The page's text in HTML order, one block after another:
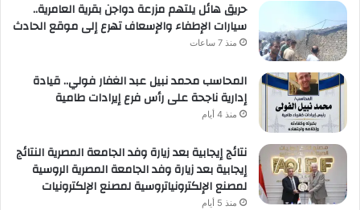
حريق هائل يلتهم مزرعة دواجن بقرية العامرية..
سيارات الإطفاء والإسعاف تهرع إلى موقع الحادث
منذ 7 ساعات
المحاسب محمد نبيل عبد الغفار فولي.. قيادة
إدارية ناجحة على رأس فرع إيرادات طامية
منذ 4 أيام
نتائج إيجابية بعد زيارة وفد الجامعة المصرية النتائج
إيجابية بعد زيارة وفد الجامعة المصرية الروسية
لمصنع الإلكترونياتروسية لمصنع الإلكترونيات
منذ 5 أيام